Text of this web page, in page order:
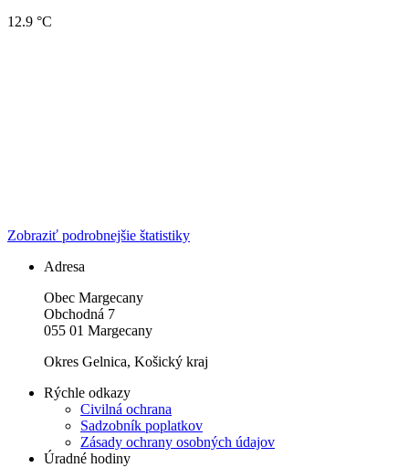
12.9 °C
Zobraziť podrobnejšie štatistiky
Adresa
Obec Margecany
Obchodná 7
055 01 Margecany
Okres Gelnica, Košický kraj
Rýchle odkazy
Civilná ochrana
Sadzobník poplatkov
Zásady ochrany osobných údajov
Úradné hodiny